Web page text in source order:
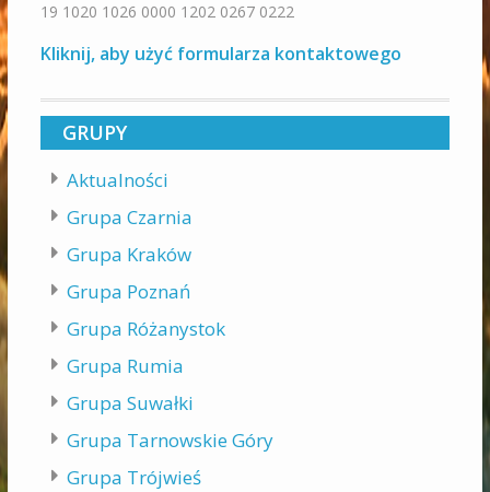
19 1020 1026 0000 1202 0267 0222
Kliknij, aby użyć formularza kontaktowego
GRUPY
Aktualności
Grupa Czarnia
Grupa Kraków
Grupa Poznań
Grupa Różanystok
Grupa Rumia
Grupa Suwałki
Grupa Tarnowskie Góry
Grupa Trójwieś